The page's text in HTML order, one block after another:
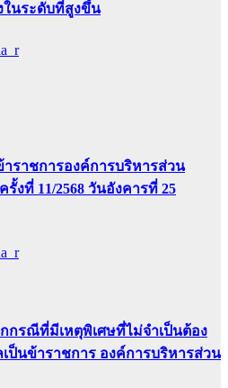
ในระดับที่สูงขึ้น
ราชการองค์การบริหารส่วน
งที่ 11/2568 วันอังคารที่ 25
กรณีที่มีเหตุพิเศษที่ไม่จำเป็นต้อง
ป็นข้าราชการ องค์การบริหารส่วน